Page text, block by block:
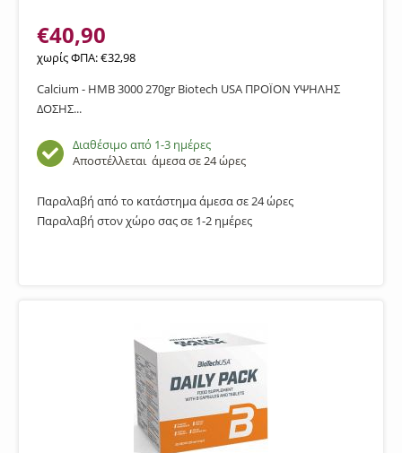
€40,90
χωρίς ΦΠΑ:€32,98
Calcium - HMB 3000 270gr Biotech USA ΠΡΟΪΟΝ ΥΨΗΛΗΣ
ΔΟΣΗΣ...
Διαθέσιμο από 1-3 ημέρες
Αποστέλλεται άμεσα σε 24 ώρες
Παραλαβή από το κατάστημα άμεσα σε 24 ώρες
Παραλαβή στον χώρο σας σε 1-2 ημέρες